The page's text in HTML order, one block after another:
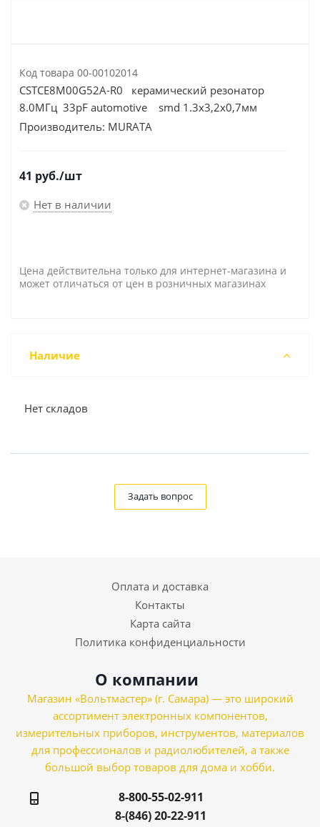
Код товара 00-00102014
CSTCE8M00G52A-R0 керамический резонатор
8.0МГц 33pF automotive smd 1.3х3,2х0,7мм
Производитель: MURATA
41 руб./шт
Нет в наличии
Цена действительна только для интернет-магазина и
может отличаться от цен в розничных магазинах
Наличие
Нет складов
Задать вопрос
Оплата и доставка
Контакты
Карта сайта
Политика конфиденциальности
О компании
Магазин «Вольтмастер» (г. Самара) — это широкий
ассортимент электронных компонентов,
измерительных приборов, инструментов, материалов
для профессионалов и радиолюбителей, а также
большой выбор товаров для дома и хобби.
8-800-55-02-911
8-(846) 20-22-911